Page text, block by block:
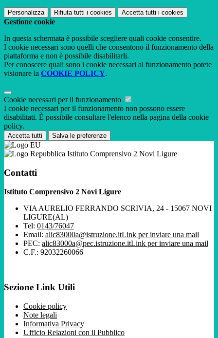
Personalizza Rifiuta tutti i cookies Accetta tutti i cookies
Gestione cookie
In questa schermata è possibile scegliere quali cookie consentire.
I cookie necessari sono quelli che consentono il funzionamento della
piattaforma e non è possibile disabilitarli.
Per conoscere quali sono i cookie necessari al funzionamento potete
visionare la COOKIE POLICY.
Cookie necessari per il funzionamento
I cookie necessari per il funzionamento non possono essere
disabilitati. È possibile consultare l'elenco nella pagina della cookie
policy.
Accetta tutti Salva le preferenze
Istituto Comprensivo 2 Novi Ligure
Contatti
Istituto Comprensivo 2 Novi Ligure
VIA AURELIO FERRANDO SCRIVIA, 24 - 15067 NOVI
LIGURE(AL)
Tel: 0143/76047
Email: alic83000a@istruzione.itLink per inviare una mail
PEC: alic83000a@pec.istruzione.itLink per inviare una mail
C.F.: 92032260066
Sezione Link Utili
Cookie policy
Note legali
Informativa Privacy
Ufficio Relazioni con il Pubblico